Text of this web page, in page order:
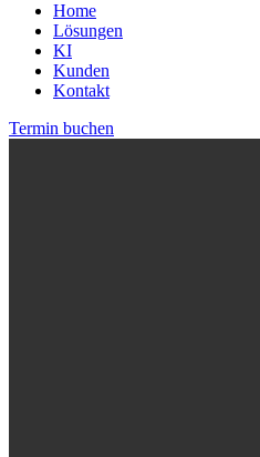
Home
Lösungen
KI
Kunden
Kontakt
Termin buchen